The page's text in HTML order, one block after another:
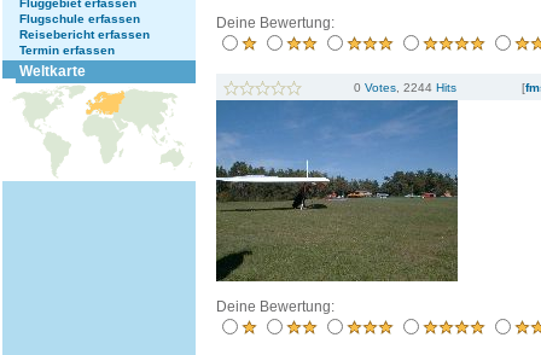
Fluggebiet erfassen
Flugschule erfassen
Reisebericht erfassen
Termin erfassen
Weltkarte
Deine Bewertung:
0 Votes, 2244 Hits [
Deine Bewertung: